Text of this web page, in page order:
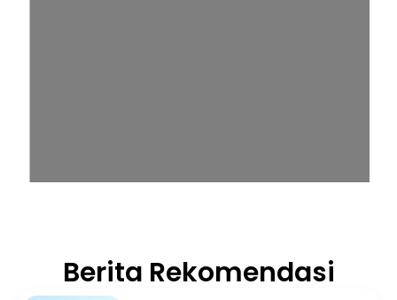
Berita Rekomendasi